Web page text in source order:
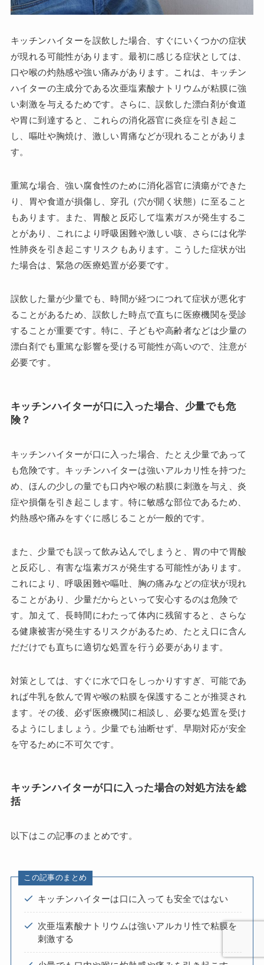
キッチンハイターを誤飲した場合、すぐにいくつかの症状
が現れる可能性があります。最初に感じる症状としては、
口や喉の灼熱感や強い痛みがあります。これは、キッチン
ハイターの主成分である次亜塩素酸ナトリウムが粘膜に強
い刺激を与えるためです。さらに、誤飲した漂白剤が食道
や胃に到達すると、これらの消化器官に炎症を引き起こ
し、嘔吐や胸焼け、激しい胃痛などが現れることがありま
す。
重篤な場合、強い腐食性のために消化器官に潰瘍ができた
り、胃や食道が損傷し、穿孔（穴が開く状態）に至ること
もあります。また、胃酸と反応して塩素ガスが発生するこ
とがあり、これにより呼吸困難や激しい咳、さらには化学
性肺炎を引き起こすリスクもあります。こうした症状が出
た場合は、緊急の医療処置が必要です。
誤飲した量が少量でも、時間が経つにつれて症状が悪化す
ることがあるため、誤飲した時点で直ちに医療機関を受診
することが重要です。特に、子どもや高齢者などは少量の
漂白剤でも重篤な影響を受ける可能性が高いので、注意が
必要です。
キッチンハイターが口に入った場合、少量でも危
険？
キッチンハイターが口に入った場合、たとえ少量であって
も危険です。キッチンハイターは強いアルカリ性を持つた
め、ほんの少しの量でも口内や喉の粘膜に刺激を与え、炎
症や損傷を引き起こします。特に敏感な部位であるため、
灼熱感や痛みをすぐに感じることが一般的です。
また、少量でも誤って飲み込んでしまうと、胃の中で胃酸
と反応し、有害な塩素ガスが発生する可能性があります。
これにより、呼吸困難や嘔吐、胸の痛みなどの症状が現れ
ることがあり、少量だからといって安心するのは危険で
す。加えて、長時間にわたって体内に残留すると、さらな
る健康被害が発生するリスクがあるため、たとえ口に含ん
だだけでも直ちに適切な処置を行う必要があります。
対策としては、すぐに水で口をしっかりすすぎ、可能であ
れば牛乳を飲んで胃や喉の粘膜を保護することが推奨され
ます。その後、必ず医療機関に相談し、必要な処置を受け
るようにしましょう。少量でも油断せず、早期対応が安全
を守るために不可欠です。
キッチンハイターが口に入った場合の対処方法を総
括
以下はこの記事のまとめです。
この記事のまとめ
キッチンハイターは口に入っても安全ではない
次亜塩素酸ナトリウムは強いアルカリ性で粘膜を
刺激する